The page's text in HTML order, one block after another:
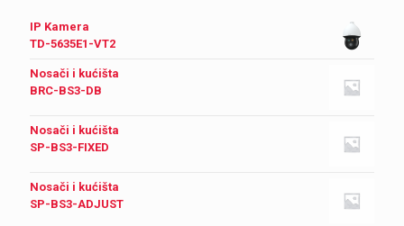
IP Kamera
TD-5635E1-VT2
Nosači i kućišta
BRC-BS3-DB
Nosači i kućišta
SP-BS3-FIXED
Nosači i kućišta
SP-BS3-ADJUST